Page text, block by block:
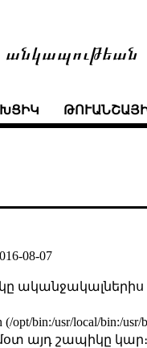
ԽՑԻԿ
08-07
ականջակալներիս
bin:/usr/local/bin:/usr/
այդ շապիկը կար։